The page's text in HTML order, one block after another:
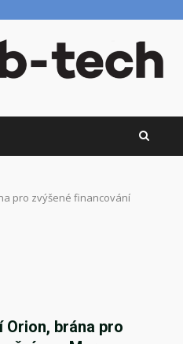
pro zvýšené financování
Orion, brána pro